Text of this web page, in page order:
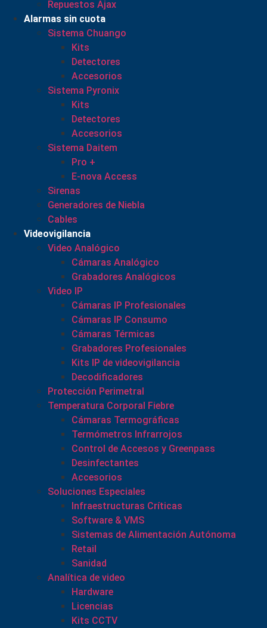
Repuestos Ajax
Alarmas sin cuota
Sistema Chuango
Kits
Detectores
Accesorios
Sistema Pyronix
Kits
Detectores
Accesorios
Sistema Daitem
Pro +
E-nova Access
Sirenas
Generadores de Niebla
Cables
Videovigilancia
Video Analógico
Cámaras Analógico
Grabadores Analógicos
Video IP
Cámaras IP Profesionales
Cámaras IP Consumo
Cámaras Térmicas
Grabadores Profesionales
Kits IP de videovigilancia
Decodificadores
Protección Perimetral
Temperatura Corporal Fiebre
Cámaras Termográficas
Termómetros Infrarrojos
Control de Accesos y Greenpass
Desinfectantes
Accesorios
Soluciones Especiales
Infraestructuras Críticas
Software & VMS
Sistemas de Alimentación Autónoma
Retail
Sanidad
Analítica de video
Hardware
Licencias
Kits CCTV